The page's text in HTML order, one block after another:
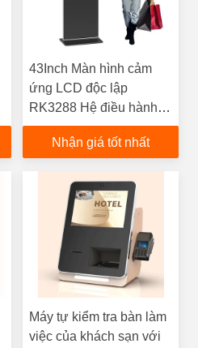
43Inch Màn hình cảm
ứng LCD độc lập
RK3288 Hệ điều hành
7.1 Hệ thống quản lý
đám mây siêu mỏng,
thuật số
Nhận giá tốt nhất
Máy tự kiểm tra bàn làm
việc của khách sạn với